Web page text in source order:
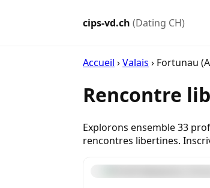
cips-vd.ch (Dating CH)
Accueil ›Valais › Fortunau
Rencontre
Explorons ensemble 33
rencontres libertines.